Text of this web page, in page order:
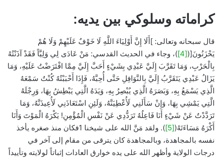
كراماته وسلوكي بين يديه:
قال سبحانه وتعالى: ]أَلَا إِنَّ أَوْلِيَاءَ اللَّهِ لَا خَوْفٌ عَلَيْهِمْ وَلَا هُمْ
يَحْزَنُونَ[([4]
)، وجاء في الحديث القدسي: مَنْ عَادَى لِي وَلِيَّاً فَقَدْ آذَنْتُهُ
بِالْحَرْبِ، وَمَا تَقَرَّبَ إِلَيَّ عَبْدِي بِشَيْءٍ أَحَبَّ إِلَيَّ مِمَّا افْتَرَضْتُ عَلَيْهِ، وَمَا
يَزَالُ عَبْدِي يَتَقَرَّبُ إِلَيَّ بِالنَّوَافِلِ حَتَّى أُحِبَّهُ، فَإِذَا أَحْبَبْتُهُ كُنْتُ سَمْعَهُ
الَّذِي يَسْمَعُ بِهِ، وَبَصَرَهُ الَّذِي يُبْصِرُ بِهِ، وَيَدَهُ الَّتِي يَبْطِشُ بِهَا، وَرِجْلَهُ
الَّتِي يَمْشِي بِهَا، وَإِنْ سَأَلَنِي لَأُعْطِيَنَّهُ، وَلَئِنِ اسْتَعَاذَنِي لَأُعِيذَنَّهُ، وَمَا
تَرَدَّدْتُ عَنْ شَيْءٍ أَنَا فَاعِلُهُ تَرَدُّدِي عَنْ نَفْسِ الْمُؤْمِنِ! يَكْرَهُ الْمَوْتَ وَأَنَا
أَكْرَهُ مَسَاءَتَهُ([5]
). ولقد مَنَّ الله على شيخنا 1فكان منذ صغره يأخذ
نفسه بالمجاهدة، وبالمجاهدة كان يترقى من مقام إلى آخر في
درجات الولاية وأظهر الله على يده خوارق العادات إثباتاً لولايته وتأييداً